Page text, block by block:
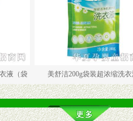
美舒洁200g袋装超浓缩洗衣液